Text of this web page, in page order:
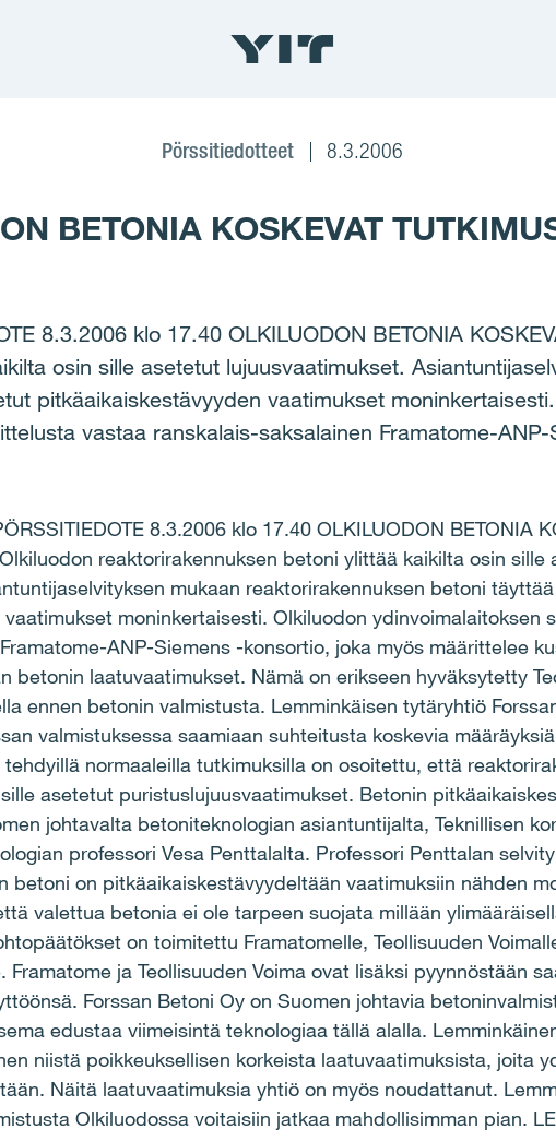
Pörssitiedotteet 8.3.2006
BETONIA KOSKEVAT
8.3.2006 klo 17.40 OLKILUODON BETONIA
osin sille asetetut lujuusvaatimukset.
pitkäaikaiskestävyyden vaatimukset
vastaa ranskalais-saksalainen Framatome-ANP-
8.3.2006 klo 17.40 OLKILUODON BETONIA
reaktorirakennuksen betoni ylittää kaikilta osin sille
mukaan reaktorirakennuksen betoni
moninkertaisesti. Olkiluodon ydinvoimalaitoksen
ANP-Siemens -konsortio, joka myös määrittelee
betonin laatuvaatimukset. Nämä on erikseen hyväksytetty
ennen betonin valmistusta. Lemminkäisen tytäryhtiö
valmistuksessa saamiaan suhteitusta koskevia
normaaleilla tutkimuksilla on osoitettu, että
asetetut puristuslujuusvaatimukset. Betonin
johtavalta betoniteknologian asiantuntijalta, Teknillisen
professori Vesa Penttalalta. Professori Penttalan
betoni on pitkäaikaiskestävyydeltään vaatimuksiin nähden
valettua betonia ei ole tarpeen suojata millään
on toimitettu Framatomelle, Teollisuuden
Framatome ja Teollisuuden Voima ovat lisäksi pyynnöstään
Forssan Betoni Oy on Suomen johtavia
edustaa viimeisintä teknologiaa tällä alalla.
niistä poikkeuksellisen korkeista laatuvaatimuksista, joita
Näitä laatuvaatimuksia yhtiö on myös noudattanut.
Olkiluodossa voitaisiin jatkaa mahdollisimman pian.